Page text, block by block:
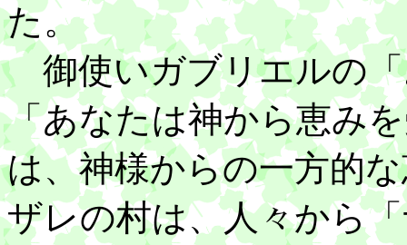
た。
御使いガブリエルの「
「あなたは神から恵み
は、神様からの一方的
ザレの村は、人々から